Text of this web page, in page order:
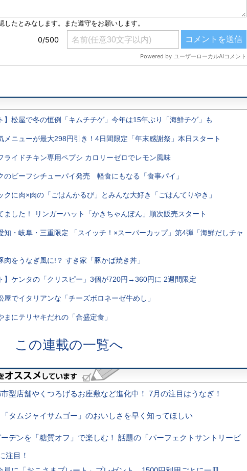
】松屋で冬の恒例「キムチチゲ」今年は15年ぶり「海鮮チゲ」も
メニューが最大298円引き！4日間限定「年末感謝祭」本日スタート
ライドチキン専用ペプシ カロリーゼロでレモン風味
のビーフシチューパイ発売 軽食にもなる「食事パイ」
クに肉×肉の「ごはんかるび」とみんな大好き「ごはんてりやき」
ました！ リンガーハット「かきちゃんぽん」順次販売スタート
知・岐阜・三重限定 「スイッチ！×スーパーカップ」第4弾「海鮮だしチャ
肉をうなぎ風に!？ すき家「豚かば焼き丼」
】ケンタの「クリスピー」3個が720円→360円に 2週間限定
屋でイタリアンな「チーズボロネーゼ牛めし」
まにテリヤキだれの「合盛定食」
この連載の一覧へ
市型店舗やくつろげるお座敷など進化中！ 7月の注目はうなぎ！
タムジャイサムゴー」のおいしさを早く知ってほしい
デンを「糖質オフ」で楽しむ！ 話題の「パーフェクトサントリービ
注目！